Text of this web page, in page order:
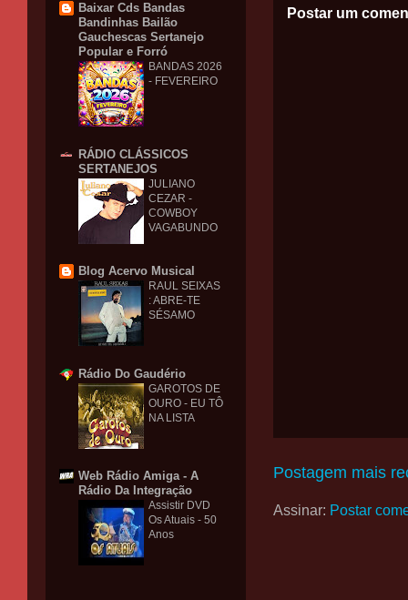
Postar um
Postagem mais
Assinar: Postar
Baixar Cds Bandas
Bandinhas Bailão
Gauchescas Sertanejo
Popular e Forró
BANDAS 2026
- FEVEREIRO
RÁDIO CLÁSSICOS
SERTANEJOS
JULIANO
CEZAR -
COWBOY
VAGABUNDO
Blog Acervo Musical
RAUL SEIXAS
: ABRE-TE
SÉSAMO
Rádio Do Gaudério
GAROTOS DE
OURO - EU TÔ
NA LISTA
Web Rádio Amiga - A
Rádio Da Integração
Assistir DVD
Os Atuais - 50
Anos